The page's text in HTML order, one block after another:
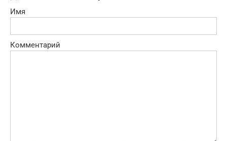
Имя
Комментарий